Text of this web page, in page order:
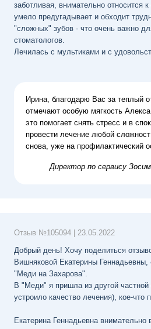
заботливая, внимательно относится
умело предугадывает и обходит
"сложных" зубов - что очень важно
стоматологов.
Лечилась с мультиками и с
Ирина, благодарю Вас за теплый
отмечают особую мягкость
это помогает снять стресс и в
провести лечение любой
снова, уже на профилактический
Директор по сервису
Отзыв №105094
23.05.2022
Добрый день! Хочу поделиться
Вишняковой Екатерины Геннадьевны,
"Меди на Захарова".
В "Меди" я пришла из другой частной
устроило качество лечения), кое-что
Екатерина Геннадьевна